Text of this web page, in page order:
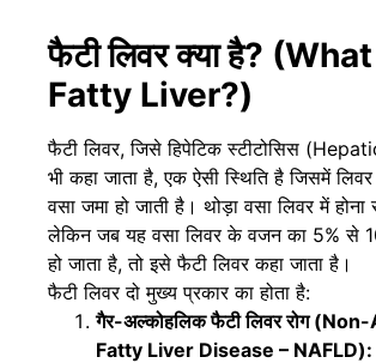
फैटी लिवर क्या है?
Fatty Liver?)
फैटी लिवर, जिसे हिपेटिक स्टीटोसिस
भी कहा जाता है, एक ऐसी स्थिति है जिसमें
वसा जमा हो जाती है। थोड़ा वसा लिवर में होना
लेकिन जब यह वसा लिवर के वजन का 5% से
हो जाता है, तो इसे फैटी लिवर कहा जाता है।
फैटी लिवर दो मुख्य प्रकार का होता है:
गैर-अल्कोहलिक फैटी लिवर रोग
Fatty Liver Disease – NAFLD):